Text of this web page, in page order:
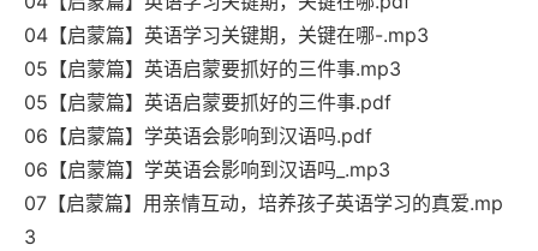
04【启蒙篇】英语学习关键期，关键在哪-.mp3
05【启蒙篇】英语启蒙要抓好的三件事.mp3
05【启蒙篇】英语启蒙要抓好的三件事.pdf
06【启蒙篇】学英语会影响到汉语吗.pdf
06【启蒙篇】学英语会影响到汉语吗_.mp3
07【启蒙篇】用亲情互动，培养孩子英语学习的真爱.mp
3